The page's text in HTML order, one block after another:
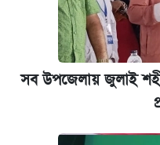
নবম পে স্কেল
অর্থমন্ত্রী
জুলাই স্মৃতি জাদুঘরে
সব উপজেলায় জুলাই